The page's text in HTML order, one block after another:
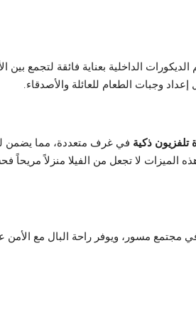
الداخلية بعناية فائقة لتجمع بين
وجبات الطعام للعائلة والأصدقاء.
تلفزيون ذكية في غرف متعددة، مما يضمن
لا تجعل من الفيلا منزلاً مريحاً
مجتمع مسور، ويوفر راحة البال مع